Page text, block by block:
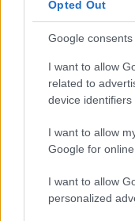
Opted Out
Google consents
I want to allow
related to
device identifiers
I want to allow
Google for
I want to allow
personalized